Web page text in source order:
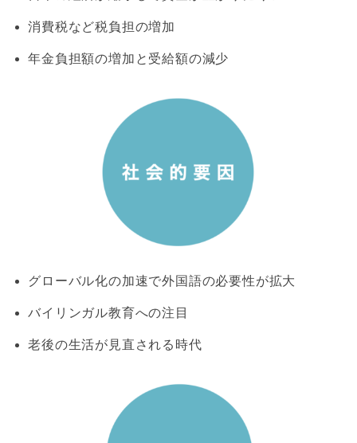
消費税など税負担の増加
年金負担額の増加と受給額の減少
グローバル化の加速で外国語の必要性が拡大
バイリンガル教育への注目
老後の生活が見直される時代